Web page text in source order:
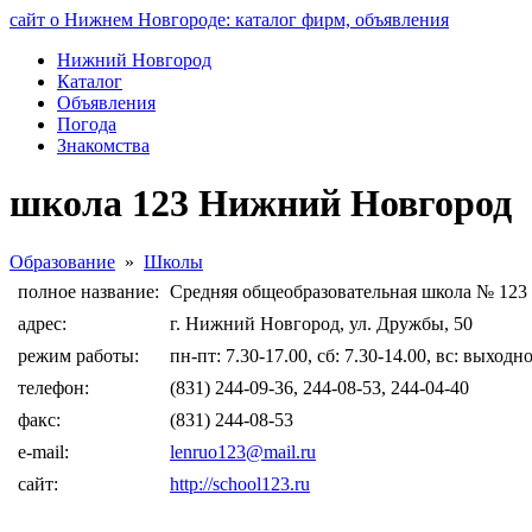
сайт о Нижнем Новгороде: каталог фирм, объявления
Нижний Новгород
Каталог
Объявления
Погода
Знакомства
школа 123 Нижний Новгород
Образование » Школы
полное название: Средняя общеобразовательная школа № 123
адрес:
г. Нижний Новгород, ул. Дружбы, 50
режим работы:
пн-пт: 7.30-17.00, сб: 7.30-14.00, вс:
телефон:
(831) 244-09-36, 244-08-53, 244-04-40
факс:
(831) 244-08-53
e-mail:
lenruo123@mail.ru
сайт:
http://school123.ru